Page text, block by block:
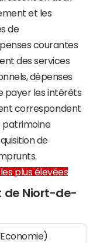
et les
de
courantes
des services
dépenses
payer les intérêts
correspondent
patrimoine
de
plus élevées
de Niort-de-